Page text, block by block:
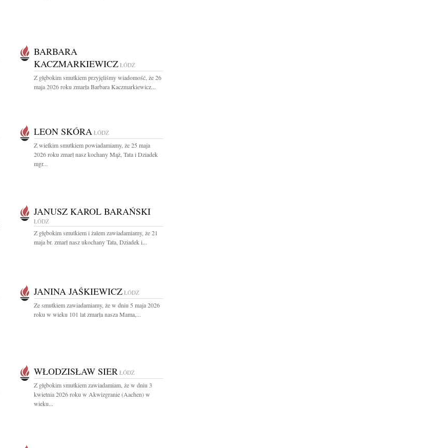
BARBARA
KACZMARKIEWICZ ŁÓDŹ
Z głębokim smutkiem przyjęliśmy wiadomość, że 26
maja 2026 roku zmarła Barbara Kaczmarkiewicz...
LEON SKÓRA ŁÓDŹ
Z wielkim smutkiem powiadamiamy, że 25 maja
2026 roku zmarł nasz kochany Mąż, Tata i Dziadek
mgr...
JANUSZ KAROL BARAŃSKI
ŁÓDŹ
Z głębokim smutkiem i żalem zawiadamiamy, że 21
maja br. zmarł nasz ukochany Tata, Dziadek i...
JANINA JAŚKIEWICZ ŁÓDŹ
Ze smutkiem zawiadamiamy, że w dniu 5 maja 2026
roku w wieku 101 lat zmarła nasza Mama,...
WŁODZISŁAW SIER ŁÓDŹ
Z głębokim smutkiem zawiadamiam, że w dniu 3
kwietnia 2026 roku w Akwizgranie (Aachen) w
wieku...